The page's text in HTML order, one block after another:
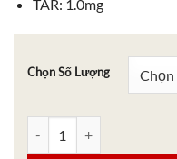
TAR: 1.0mg
Chọn Số Lượng